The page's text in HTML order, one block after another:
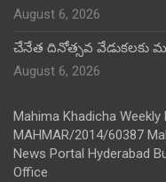
August 6, 2026
చేనేత దినోత్సవ వేడుకలకు
August 6, 2026
Mahima Khadicha Weekly
MAHMAR/2014/60387
News Portal Hyderabad
Office